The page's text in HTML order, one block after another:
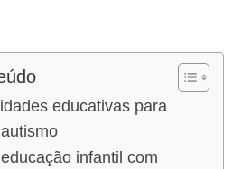
educativas para
infantil com